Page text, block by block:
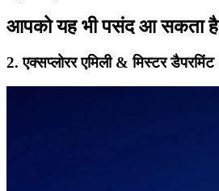
आपको यह भी पसंद आ सकता है
2. एक्सप्लोरर एमिली & मिस्टर डैपरमिंट